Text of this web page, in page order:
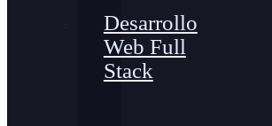
Desarrollo
Web Full
Stack